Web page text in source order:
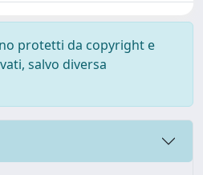
protetti da copyright e
salvo diversa